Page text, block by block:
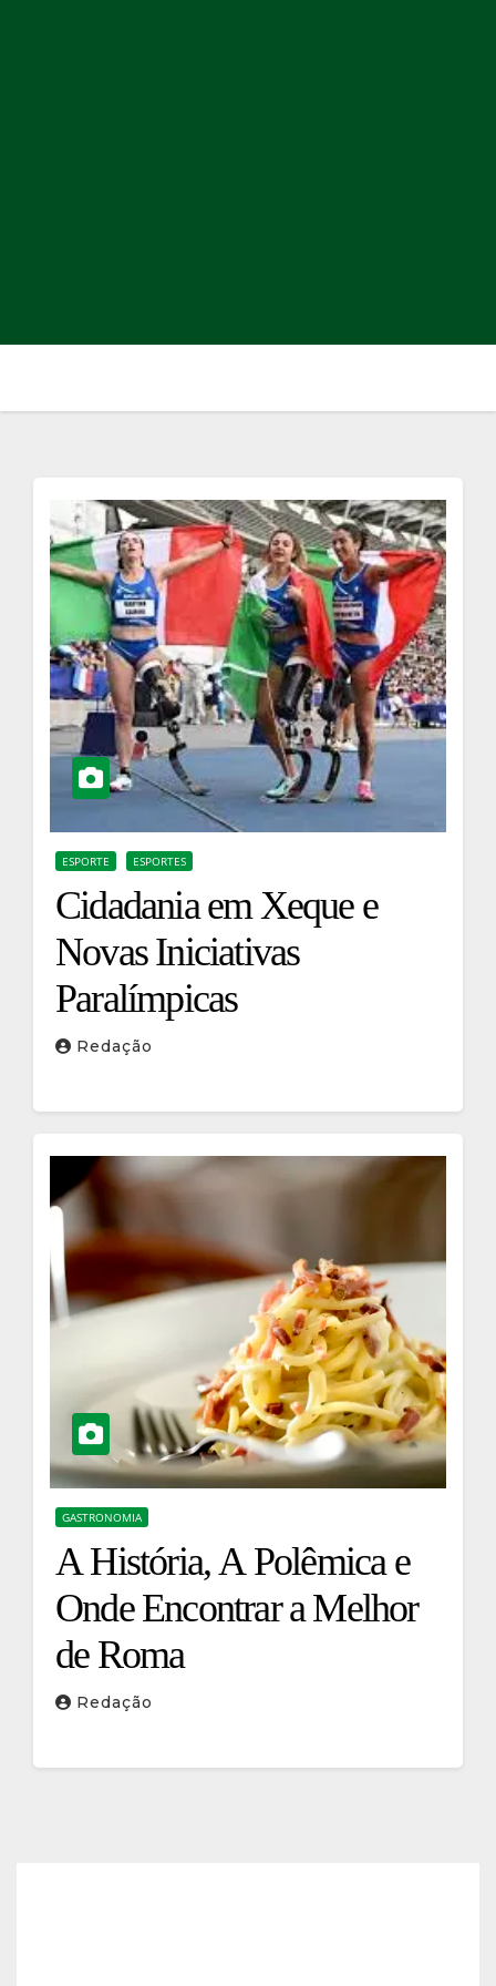
ESPORTE ESPORTES
Cidadania em Xeque e
Novas Iniciativas
Paralímpicas
Redação
GASTRONOMIA
A História, A Polêmica e
Onde Encontrar a Melhor
de Roma
Redação